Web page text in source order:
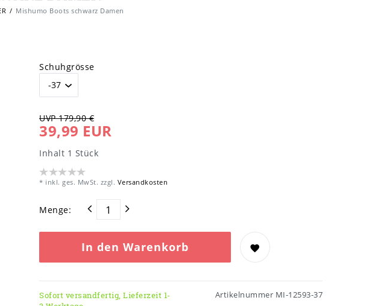
Mishumo Boots schwarz Damen
Schuhgrösse
UVP 179,90 €
39,99 EUR
Inhalt 1 Stück
* inkl. ges. MwSt. zzgl. Versandkosten
Menge:
In den Warenkorb
Sofort versandfertig, Lieferzeit 1-
Artikelnummer MI-12593-37